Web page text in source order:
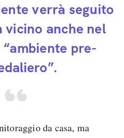
verrà seguito
vicino anche nel
pre-
da casa, ma